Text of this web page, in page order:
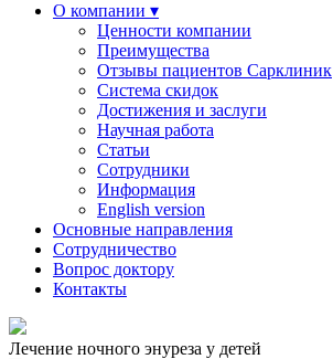
О компании ▾
Ценности компании
Преимущества
Отзывы пациентов Сарклиник
Система скидок
Достижения и заслуги
Научная работа
Статьи
Сотрудники
Информация
English version
Основные направления
Сотрудничество
Вопрос доктору
Контакты
Лечение ночного энуреза у детей